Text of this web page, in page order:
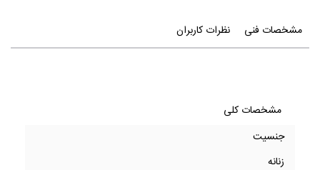
مشخصات فنی نظرات کاربران
مشخصات کلی
جنسیت
زنانه